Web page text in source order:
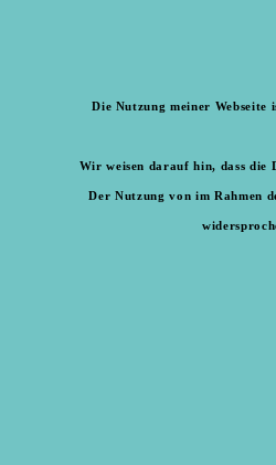
Die Nutzung meiner Webseite
Wir weisen darauf hin, dass
Der Nutzung von im Rahmen